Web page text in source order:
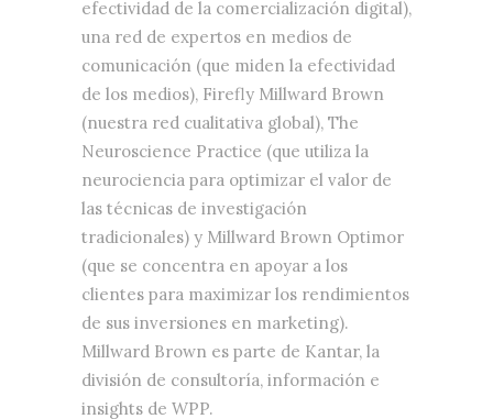
efectividad de la comercialización digital),
una red de expertos en medios de
comunicación (que miden la efectividad
de los medios), Firefly Millward Brown
(nuestra red cualitativa global), The
Neuroscience Practice (que utiliza la
neurociencia para optimizar el valor de
las técnicas de investigación
tradicionales) y Millward Brown Optimor
(que se concentra en apoyar a los
clientes para maximizar los rendimientos
de sus inversiones en marketing).
Millward Brown es parte de Kantar, la
división de consultoría, información e
insights de WPP.